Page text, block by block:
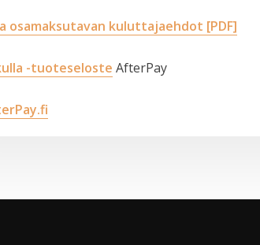
osamaksutavan kuluttajaehdot [PDF]
-tuoteseloste AfterPay